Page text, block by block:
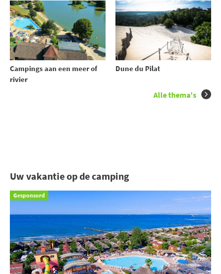
Campings aan een meer of
rivier
Dune du Pilat
Alle thema's
Uw vakantie op de camping
Gesponsord